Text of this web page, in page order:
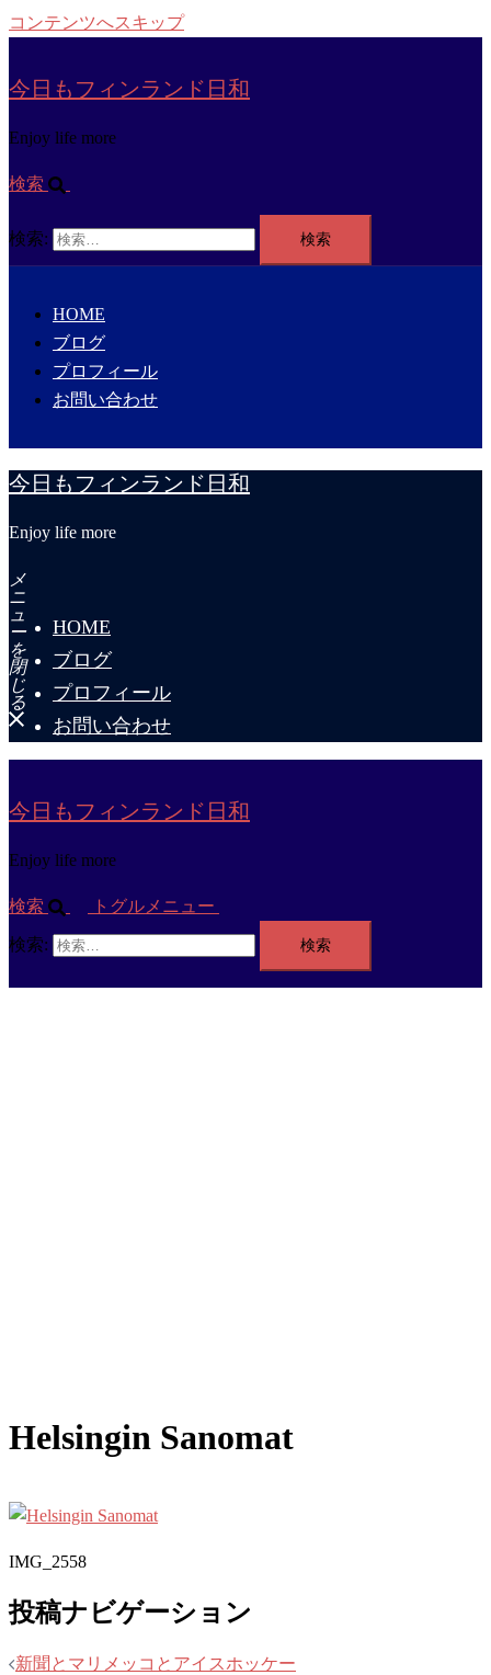
コンテンツへスキップ
今日もフィンランド日和
Enjoy life more
検索
検索:
HOME
ブログ
プロフィール
お問い合わせ
今日もフィンランド日和
Enjoy life more
メ
ニ
ュ
ー
を
閉
じ
る
HOME
ブログ
プロフィール
お問い合わせ
今日もフィンランド日和
Enjoy life more
検索 トグルメニュー
検索:
Helsingin Sanomat
IMG_2558
投稿ナビゲーション
新聞とマリメッコとアイスホッケー